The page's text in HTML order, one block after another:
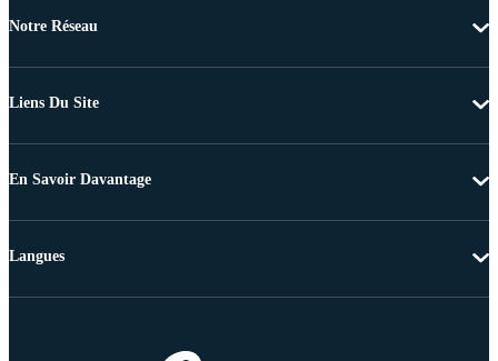
Notre Réseau
Liens Du Site
En Savoir Davantage
Langues